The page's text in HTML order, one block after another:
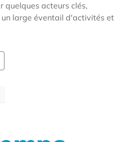
acteurs clés,
large éventail d'activités et